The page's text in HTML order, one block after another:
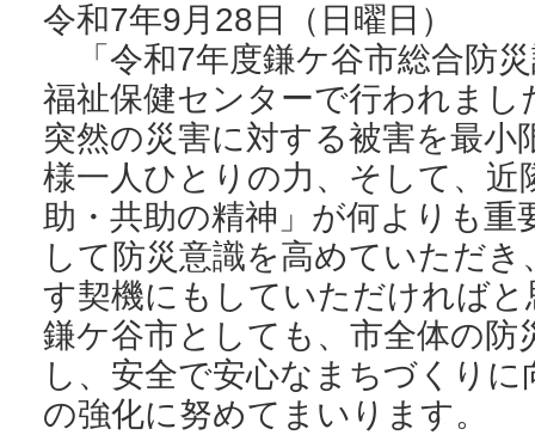
令和7年9月28日（日曜日）
「令和7年度鎌ケ谷市総合防
福祉保健センターで行われまし
突然の災害に対する被害を最小
様一人ひとりの力、そして、近
助・共助の精神」が何よりも重
して防災意識を高めていただ
す契機にもしていただければと
鎌ケ谷市としても、市全体の防
し、安全で安心なまちづくり
の強化に努めてまいります。